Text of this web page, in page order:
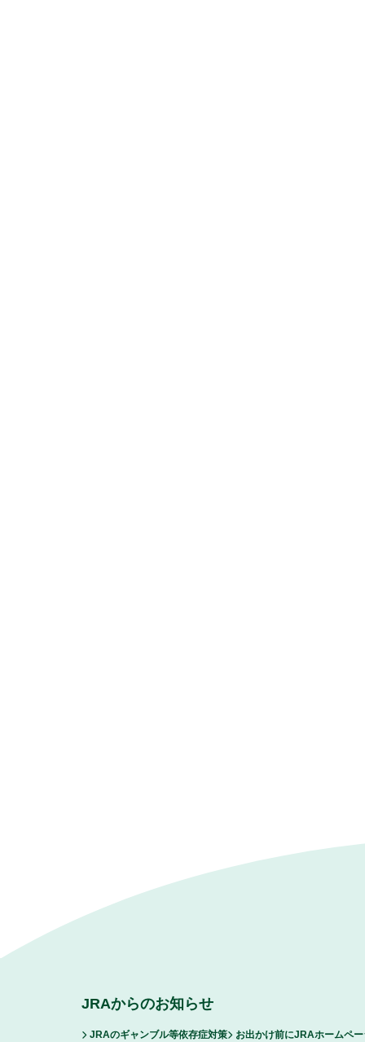
JRAからのお知らせ
JRAのギャンブル等依存症対策
お出かけ前にJRAホームペ